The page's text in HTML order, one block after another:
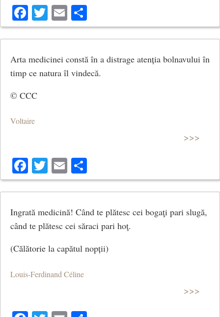
Facebook
Twitter
Email
Arta medicinei constă în a distrage atenția bolnavului în
timp ce natura îl vindecă.
© CCC
Voltaire
>>>
Facebook
Twitter
Email
Ingrată medicină! Când te plătesc cei bogaţi pari slugă,
când te plătesc cei săraci pari hoţ.
(Călătorie la capătul nopții)
Louis-Ferdinand Céline
>>>